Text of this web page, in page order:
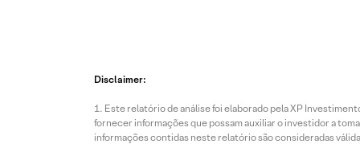
Disclaimer:
Este relatório de análise foi elaborado pela XP
fornecer informações que possam auxiliar o investidor a
informações contidas neste relatório são consideradas